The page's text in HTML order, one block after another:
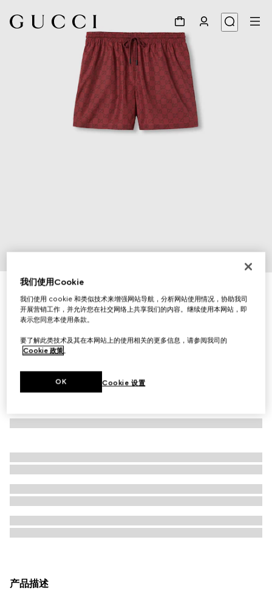
GG印花尼龙泳裤
€ 680
产品描述
我们使用Cookie
我们使用 cookie 和类似技术来增强网站导航，分析网站使用情况，协助我司
开展营销工作，并允许您在社交网络上共享我们的内容。继续使用本网站，即
表示您同意本使用条款。
要了解此类技术及其在本网站上的使用相关的更多信息，请参阅我司的
Cookie 政策。
Cookie 设置
OK